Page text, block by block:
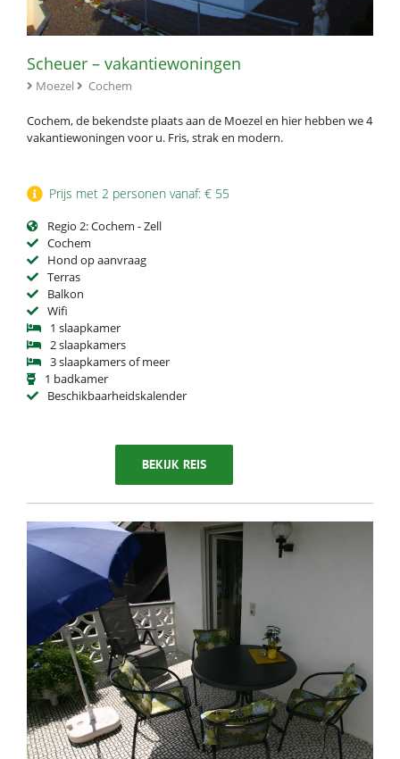
Scheuer – vakantiewoningen
Moezel Cochem
Cochem, de bekendste plaats aan de Moezel en hier hebben we 4
vakantiewoningen voor u. Fris, strak en modern.
Prijs met 2 personen vanaf: € 55
Regio 2: Cochem - Zell
Cochem
Hond op aanvraag
Terras
Balkon
Wifi
1 slaapkamer
2 slaapkamers
3 slaapkamers of meer
1 badkamer
Beschikbaarheidskalender
BEKIJK REIS